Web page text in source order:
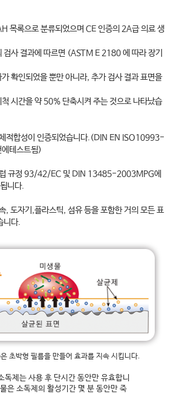
목록으로 분류되었으며 CE 인증의 2A급 의료 생
검사 결과에 따르면 (ASTM E 2180 에 따라 장기
확인되었을 뿐만 아니라, 추가 검사 결과 표면을
시간을 약 50% 단축시켜 주는 것으로 나타났습
적합성이 인증되었습니다.(DIN EN ISO10993-
테스트됨)
규정 93/42/EC 및 DIN 13485-2003MPG에
니다.
, 도자기,플라스틱, 섬유 등을 포함한 거의 모든 표
니다.
초박형 필름을 만들어 효과를 지속 시킵니다.
독제는 사용 후 단시간 동안만 유효합니
은 소독제의 활성기간 몇 분 동안만 죽